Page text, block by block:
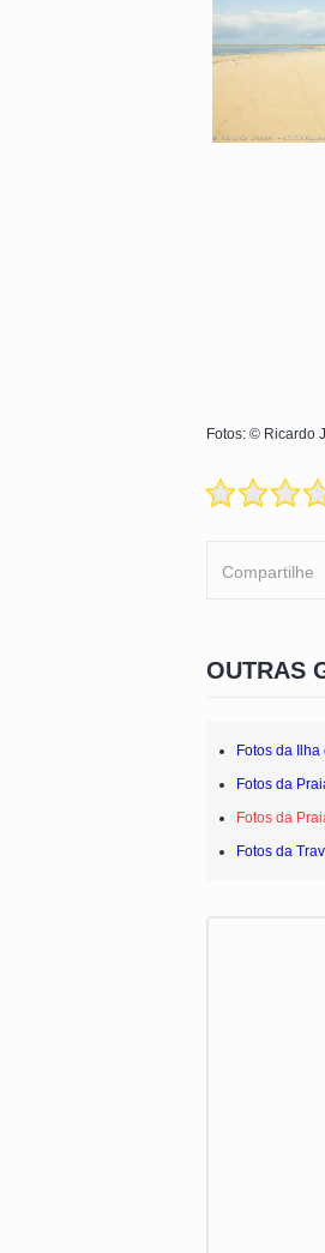
Fotos: © Ricardo
Compartilhe
OUTRAS
Fotos da
Fotos da
Fotos da
Fotos da